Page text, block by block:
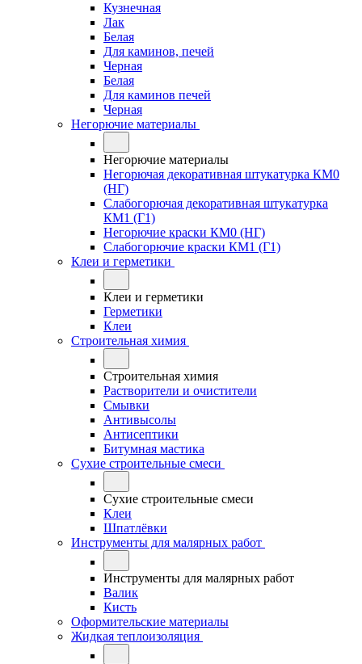
Кузнечная
Лак
Белая
Для каминов, печей
Черная
Белая
Для каминов печей
Черная
Негорючие материалы
Негорючие материалы
Негорючая декоративная штукатурка КМ0
(НГ)
Слабогорючая декоративная штукатурка
КМ1 (Г1)
Негорючие краски КМ0 (НГ)
Слабогорючие краски КМ1 (Г1)
Клеи и герметики
Клеи и герметики
Герметики
Клеи
Строительная химия
Строительная химия
Растворители и очистители
Смывки
Антивысолы
Антисептики
Битумная мастика
Сухие строительные смеси
Сухие строительные смеси
Клеи
Шпатлёвки
Инструменты для малярных работ
Инструменты для малярных работ
Валик
Кисть
Оформительские материалы
Жидкая теплоизоляция